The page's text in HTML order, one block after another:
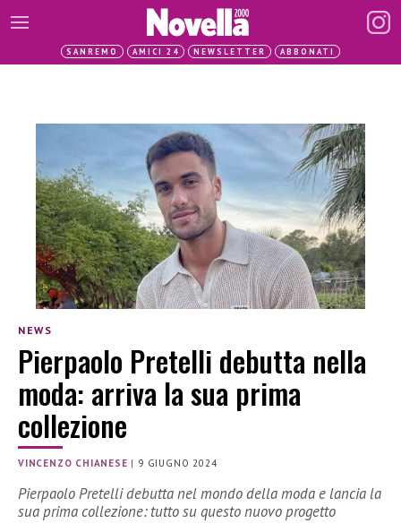
SANREMO AMICI 24 NEWSLETTER ABBONATI
NEWS
Pierpaolo Pretelli debutta nella
moda: arriva la sua prima
collezione
VINCENZO CHIANESE | 9 GIUGNO 2024
Pierpaolo Pretelli debutta nel mondo della moda e lancia la
sua prima collezione: tutto su questo nuovo progetto